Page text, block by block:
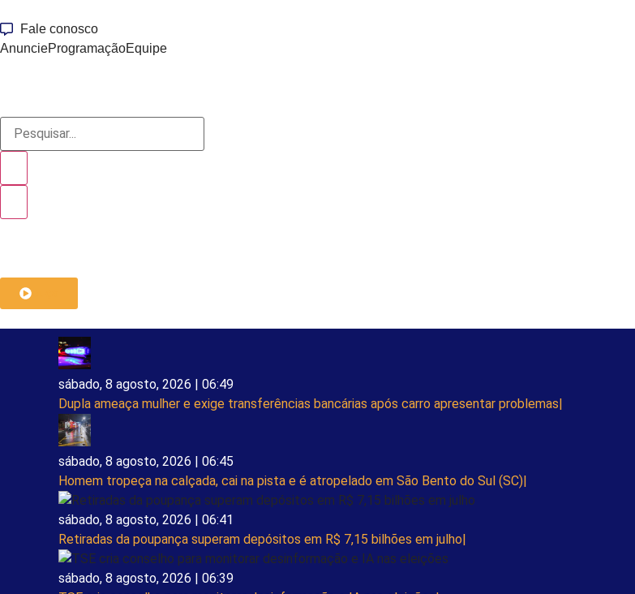
Fale conosco
AnuncieProgramaçãoEquipe
sábado, 8 agosto, 2026 | 06:49
Dupla ameaça mulher e exige transferências bancárias após carro apresentar problemas
sábado, 8 agosto, 2026 | 06:45
Homem tropeça na calçada, cai na pista e é atropelado em São Bento do Sul (SC)
sábado, 8 agosto, 2026 | 06:41
Retiradas da poupança superam depósitos em R$ 7,15 bilhões em julho
sábado, 8 agosto, 2026 | 06:39